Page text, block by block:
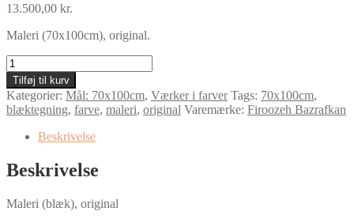
13.500,00 kr.
Maleri (70x100cm), original.
Deflating
antal
Tilføj til kurv
Kategorier: Mål: 70x100cm, Værker i farver Tags: 70x100cm,
blæktegning, farve, maleri, original Varemærke: Firoozeh Bazrafkan
Beskrivelse
Beskrivelse
Maleri (blæk), original